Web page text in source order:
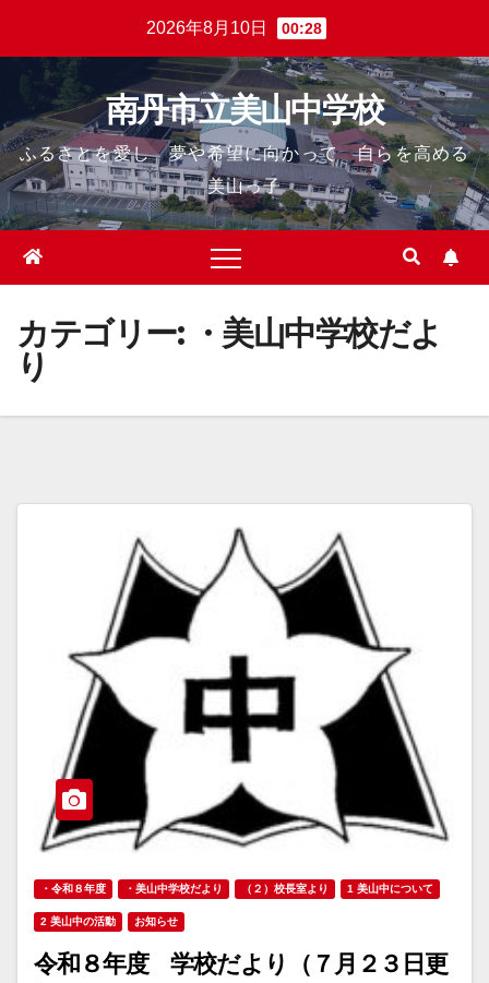
content
2026年8月10日 00:28
南丹市立美山中学校
ふるさとを愛し 夢や希望に向かって 自らを高める
美山っ子
カテゴリー: ・美山中学校だよ
り
・令和８年度 ・美山中学校だより （２）校長室より 1 美山中について
2 美山中の活動 お知らせ
令和８年度 学校だより（７月２３日更